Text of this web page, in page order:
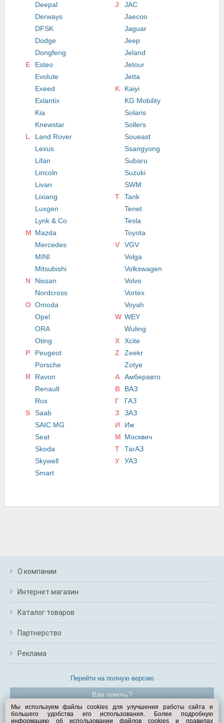
Deepal
Derways
DFSK
Dodge
Dongfeng
E
Esteo
Evolute
Exeed
Exlantix
J
JAC
Jaecoo
Jaguar
Jeep
Jeland
Jetour
Jetta
K
Kaiyi
KG Mobility
Kia
Knewstar
L
Land Rover
Lexus
Lifan
Lincoln
Livan
Lixiang
Luxgen
Lynk & Co
M Mazda
Mercedes
MINI
Mitsubishi
N
Nissan
Nordcross
O Omoda
Opel
ORA
Oting
P
Peugeot
Porsche
R
Ravon
Renault
Rox
S
Saab
SAIC MG
Seat
Skoda
Skywell
Smart
Solaris
Sollers
Soueast
Ssangyong
Subaru
Suzuki
SWM
T
Tank
Tenet
Tesla
Toyota
V
VGV
Volga
Volkswagen
Volvo
Vortex
Voyah
W WEY
Wuling
X
Xcite
Z
Zeekr
Zotye
А Амберавто
В
ВАЗ
Г
ГАЗ
З
ЗАЗ
И
Иж
М Москвич
Т
ТагАЗ
У
УАЗ
О компании
Интернет магазин
Каталог товаров
Партнерство
Реклама
Перейти на полную версию
Вам помочь?
© Exist.ru 1998—2026
Мы используем файлы cookies для улучшения работы сайта и
большего удобства его использования. Более подробную
информацию об использовании файлов cookies и правилах